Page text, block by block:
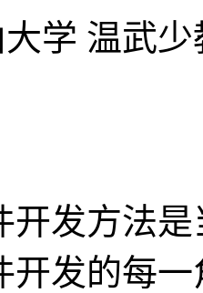
学 温武
开发方法
开发的每